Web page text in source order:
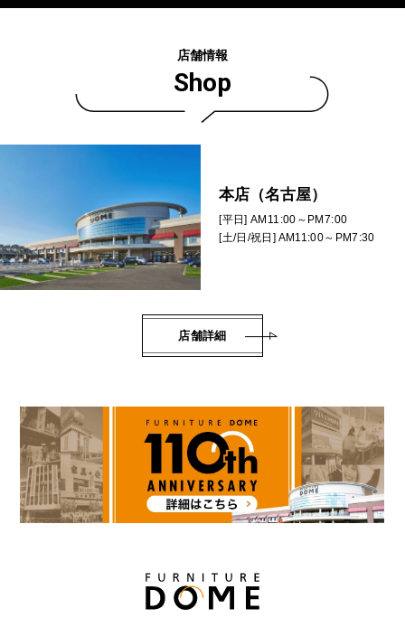
店舗情報
Shop
本店（名古屋）
[平日] AM11:00～PM7:00
[土/日/祝日] AM11:00～PM7:30
店舗詳細